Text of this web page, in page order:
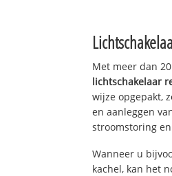
Met meer dan
lichtschakelaar
wijze opgepakt,
en aanleggen
stroomstoring
Wanneer u
kachel, kan het